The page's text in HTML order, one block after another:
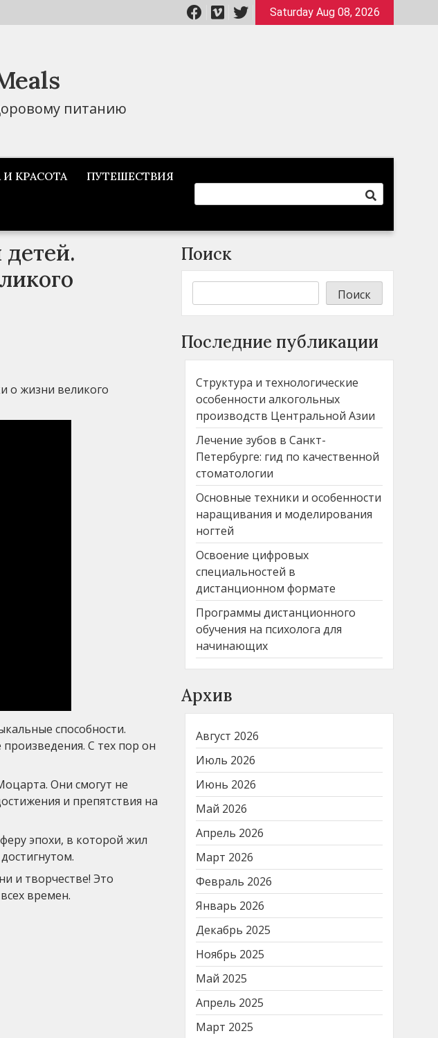
Saturday Aug 08, 2026
питанию
КРАСОТА ПУТЕШЕСТВИЯ
способности.
С тех пор он
Они смогут не
и препятствия на
эпохи, в которой жил
и творчестве! Это
времен.
Поиск
Поиск
Последние публикации
Структура и технологические
особенности алкогольных
производств Центральной Азии
Лечение зубов в Санкт-
Петербурге: гид по качественной
стоматологии
Основные техники и особенности
наращивания и моделирования
ногтей
Освоение цифровых
специальностей в
дистанционном формате
Программы дистанционного
обучения на психолога для
начинающих
Архив
Август 2026
Июль 2026
Июнь 2026
Май 2026
Апрель 2026
Март 2026
Февраль 2026
Январь 2026
Декабрь 2025
Ноябрь 2025
Май 2025
Апрель 2025
Март 2025